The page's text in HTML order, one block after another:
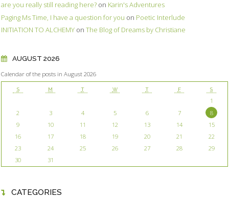
are you really still reading here? on Karin's Adventures
Paging Ms Time, I have a question for you on Poetic Interlude
INITIATION TO ALCHEMY on The Blog of Dreams by Christiane
AUGUST 2026
Calendar of the posts in August 2026
S M T W T F S
1
2
3 4 5 6 7
8
9
10 11 12 13 14
15
16
17 18 19 20 21
22
23
24 25 26 27 28
29
30
31
CATEGORIES